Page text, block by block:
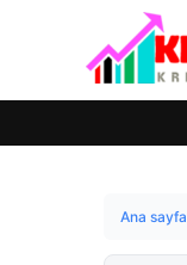
Ana sayfa